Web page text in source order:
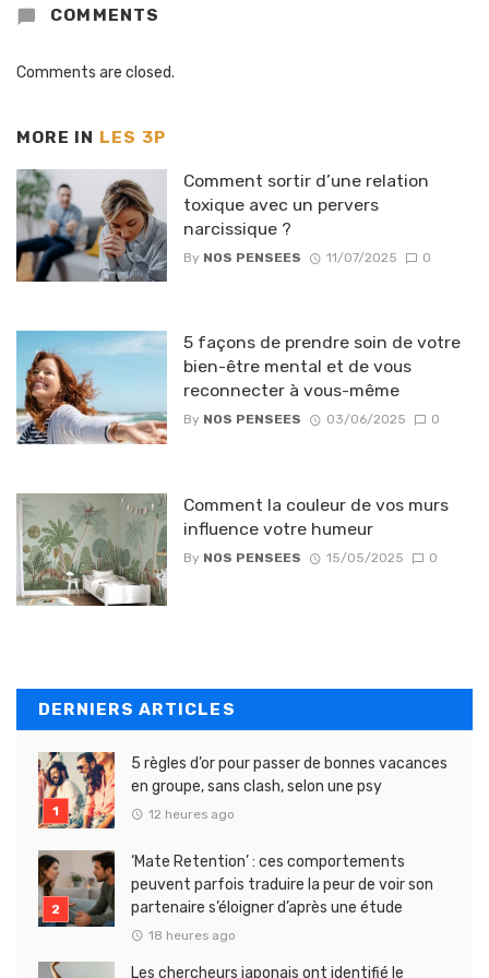
COMMENTS
Comments are closed.
MORE IN LES 3P
Comment sortir d’une relation
toxique avec un pervers
narcissique ?
By NOS PENSEES 11/07/2025 0
5 façons de prendre soin de votre
bien-être mental et de vous
reconnecter à vous-même
By NOS PENSEES 03/06/2025 0
Comment la couleur de vos murs
influence votre humeur
By NOS PENSEES 15/05/2025 0
DERNIERS ARTICLES
5 règles d’or pour passer de bonnes vacances
en groupe, sans clash, selon une psy
12 heures ago
‘Mate Retention’ : ces comportements
peuvent parfois traduire la peur de voir son
partenaire s’éloigner d’après une étude
18 heures ago
Les chercheurs japonais ont identifié le